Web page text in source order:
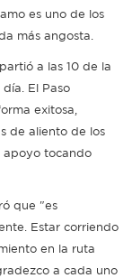
es uno de los
más angosta.
a las 10 de la
El Paso
exitosa,
de aliento de los
apoyo tocando
que "es
Estar corriendo
en la ruta
a cada uno